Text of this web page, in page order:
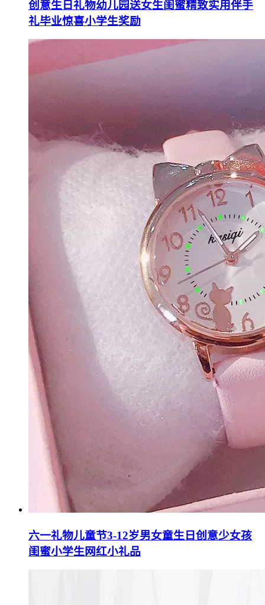
创意生日礼物幼儿园送女生闺蜜精致实用伴手
礼毕业惊喜小学生奖励
六一礼物儿童节3-12岁男女童生日创意少女孩
闺蜜小学生网红小礼品